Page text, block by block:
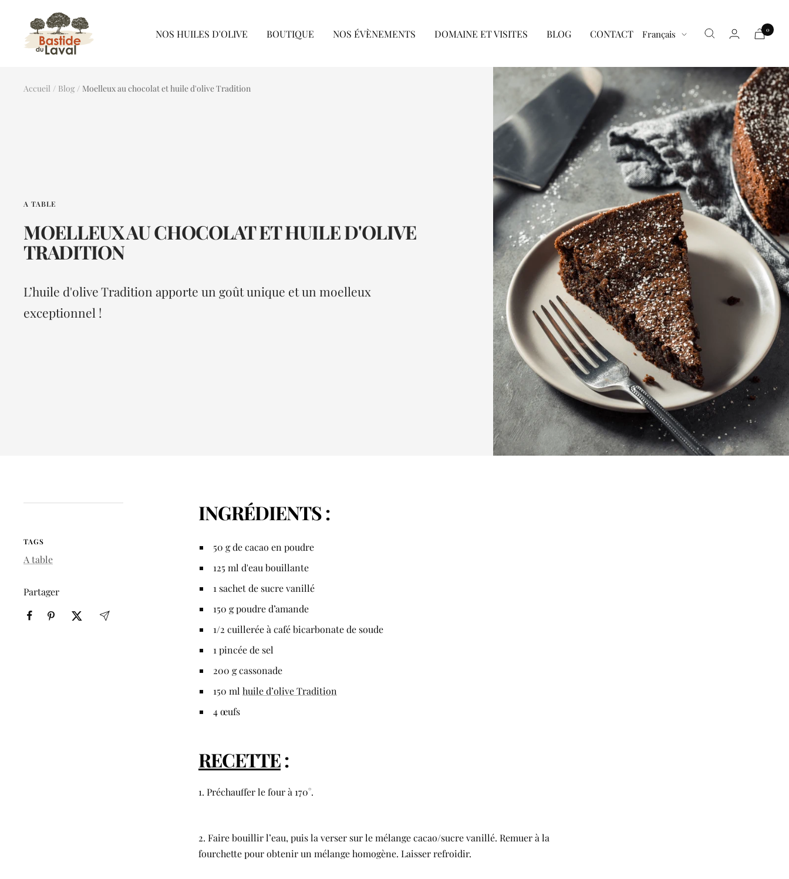
contenu
NOS HUILES D'OLIVE BOUTIQUE NOS ÉVÈNEMENTS DOMAINE ET VISITES BLOG CONTACT
Bastide
du
Laval
Langue
Français 0
Accueil Blog Moelleux au chocolat et huile d'olive Tradition
A TABLE
MOELLEUX AU CHOCOLAT ET HUILE D'OLIVE
TRADITION
L’huile d'olive Tradition apporte un goût unique et un moelleux
exceptionnel !
TAGS
A table
Partager
INGRÉDIENTS:
50 g de cacao en poudre
125 ml d'eau bouillante
1 sachet de sucre vanillé
150 g poudre d’amande
1/2 cuillerée à cafébicarbonate de soude
1 pincée de sel
200 g cassonade
150 ml huile d’olive Tradition
4 œufs
RECETTE:
1. Préchauffer le four à 170°.
2. Faire bouillir l’eau, puis la verser sur le mélange cacao/sucre vanillé. Remuer à la
fourchette pour obtenir un mélange homogène. Laisser refroidir.